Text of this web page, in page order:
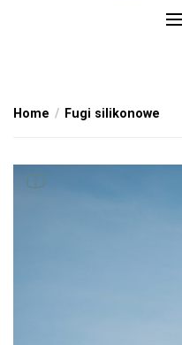
Home Fugi silikonowe